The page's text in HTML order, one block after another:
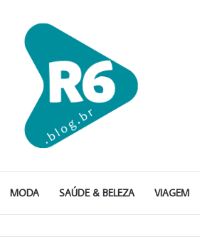
MODA SAÚDE & BELEZA VIAGEM